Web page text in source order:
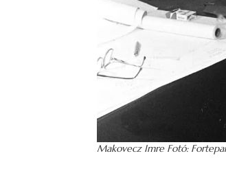
Makovecz Imre Fotó: